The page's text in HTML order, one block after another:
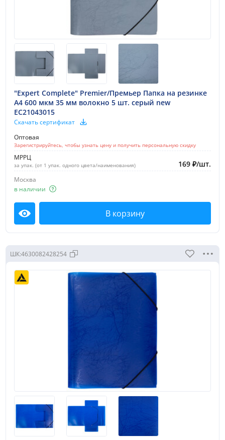
"Expert Complete" Premier/Премьер Папка на резинке
A4 600 мкм 35 мм волокно 5 шт. серый new
EC21043015
Скачать сертификат
Оптовая
Зарегистрируйтесь, чтобы узнать цену и получить персональную скидку
МРРЦ
за упак. (от 1 упак. одного цвета/наименования) 169 ₽/шт.
Москва
в наличии
Посмотреть В корзину
ШК:4630082428254